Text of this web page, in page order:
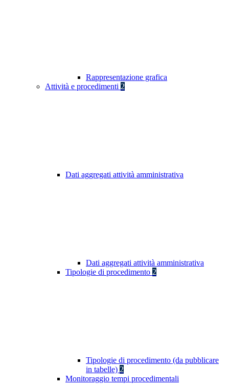
Rappresentazione grafica
Attività e procedimenti 2
Dati aggregati attività amministrativa
Dati aggregati attività amministrativa
Tipologie di procedimento 2
Tipologie di procedimento (da pubblicare
in tabelle) 2
Monitoraggio tempi procedimentali